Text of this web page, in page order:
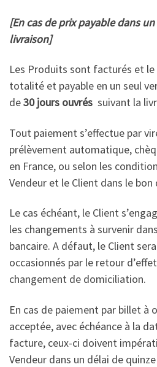
[En cas de prix payable dans
livraison]
Les Produits sont facturés et le
totalité et payable en un seul
de30 jours ouvrés suivant la
Tout paiement s’effectue par
prélèvement automatique,
en France, ou selon les
Vendeur et le Client dans le
Le cas échéant, le Client
les changements à survenir
bancaire. A défaut, le Client
occasionnés par le retour
changement de domiciliation.
En cas de paiement par billet à
acceptée, avec échéance à la
facture, ceux-ci doivent
Vendeur dans un délai de